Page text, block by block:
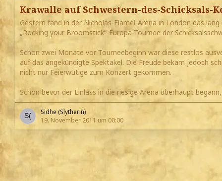
Krawalle auf Schwestern-des-Schicksals-
Gestern fand in der Nicholas-Flamel-Arena in London das
„Rocking your Broomstick“-Europa-Tournee der
Schon zwei Monate vor Tourneebeginn war diese restlos
auf das angekündigte Spektakel. Die Freude bekam jedoch
nicht nur Feierwütige zum Konzert gekommen.
Schon bevor der Einlass in die riesige Arena überhaupt
Sidhe (Slytherin)
19. November 2011 um 00:00